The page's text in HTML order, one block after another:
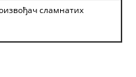
сламнатих